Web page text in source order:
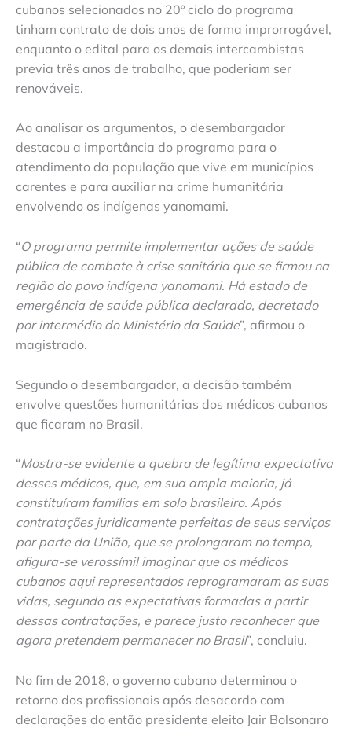
cubanos selecionados no 20º ciclo do programa
tinham contrato de dois anos de forma improrrogável,
enquanto o edital para os demais intercambistas
previa três anos de trabalho, que poderiam ser
renováveis.
Ao analisar os argumentos, o desembargador
destacou a importância do programa para o
atendimento da população que vive em municípios
carentes e para auxiliar na crime humanitária
envolvendo os indígenas yanomami.
“O programa permite implementar ações de saúde
pública de combate à crise sanitária que se firmou na
região do povo indígena yanomami. Há estado de
emergência de saúde pública declarado, decretado
por intermédio do Ministério da Saúde”, afirmou o
magistrado.
Segundo o desembargador, a decisão também
envolve questões humanitárias dos médicos cubanos
que ficaram no Brasil.
“Mostra-se evidente a quebra de legítima expectativa
desses médicos, que, em sua ampla maioria, já
constituíram famílias em solo brasileiro. Após
contratações juridicamente perfeitas de seus serviços
por parte da União, que se prolongaram no tempo,
afigura-se verossímil imaginar que os médicos
cubanos aqui representados reprogramaram as suas
vidas, segundo as expectativas formadas a partir
dessas contratações, e parece justo reconhecer que
agora pretendem permanecer no Brasil”, concluiu.
No fim de 2018, o governo cubano determinou o
retorno dos profissionais após desacordo com
declarações do então presidente eleito Jair Bolsonaro